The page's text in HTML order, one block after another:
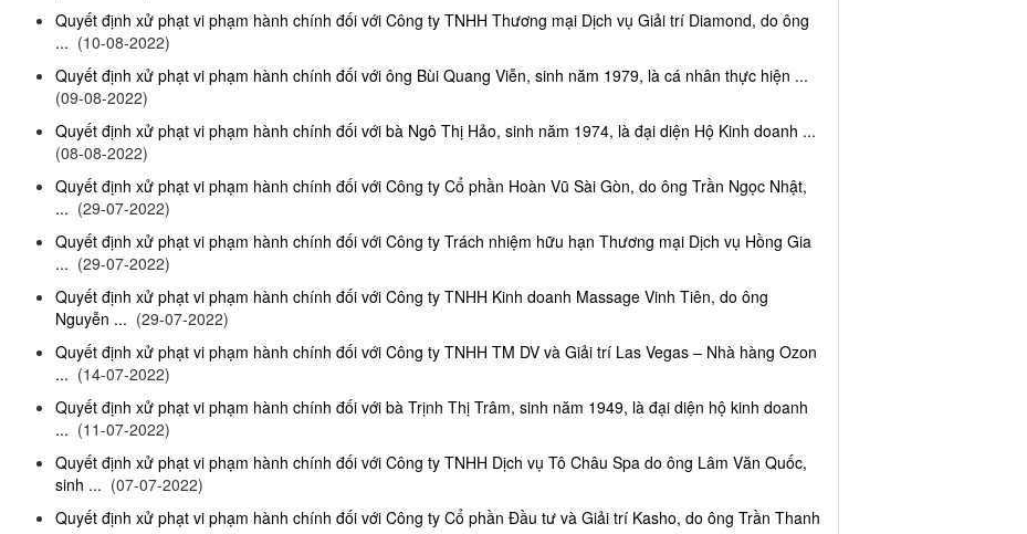
Quyết định xử phạt vi phạm hành chính đối với Công ty TNHH Thương mại Dịch vụ Giải trí Diamond, do ông
... (10-08-2022)
Quyết định xử phạt vi phạm hành chính đối với ông Bùi Quang Viễn, sinh năm 1979, là cá nhân thực hiện ...
(09-08-2022)
Quyết định xử phạt vi phạm hành chính đối với bà Ngô Thị Hảo, sinh năm 1974, là đại diện Hộ Kinh doanh ...
(08-08-2022)
Quyết định xử phạt vi phạm hành chính đối với Công ty Cổ phần Hoàn Vũ Sài Gòn, do ông Trần Ngọc Nhật,
... (29-07-2022)
Quyết định xử phạt vi phạm hành chính đối với Công ty Trách nhiệm hữu hạn Thương mại Dịch vụ Hồng Gia
... (29-07-2022)
Quyết định xử phạt vi phạm hành chính đối với Công ty TNHH Kinh doanh Massage Vinh Tiên, do ông
Nguyễn ... (29-07-2022)
Quyết định xử phạt vi phạm hành chính đối với Công ty TNHH TM DV và Giải trí Las Vegas – Nhà hàng Ozon
... (14-07-2022)
Quyết định xử phạt vi phạm hành chính đối với bà Trịnh Thị Trâm, sinh năm 1949, là đại diện hộ kinh doanh
... (11-07-2022)
Quyết định xử phạt vi phạm hành chính đối với Công ty TNHH Dịch vụ Tô Châu Spa do ông Lâm Văn Quốc,
sinh ... (07-07-2022)
Quyết định xử phạt vi phạm hành chính đối với Công ty Cổ phần Đầu tư và Giải trí Kasho, do ông Trần Thanh